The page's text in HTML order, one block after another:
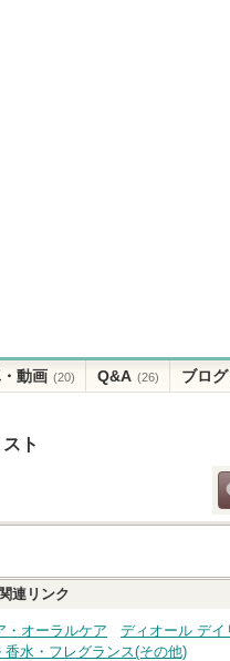
動画 (20) Q&A (26) ブログ
ト
関連リンク
・オーラルケア ディオール デイ
香水・フレグランス(その他)